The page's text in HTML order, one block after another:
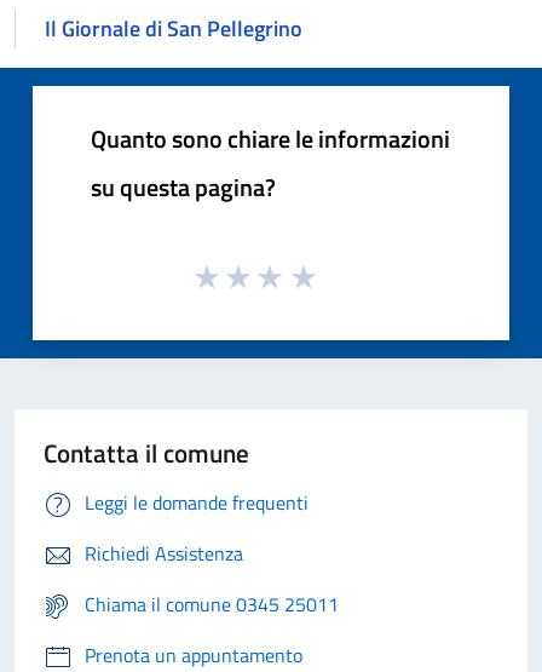
Il Giornale di San Pellegrino
Quanto sono chiare le informazioni
su questa pagina?
Contatta il comune
Leggi le domande frequenti
Richiedi Assistenza
Chiama il comune 0345 25011
Prenota un appuntamento